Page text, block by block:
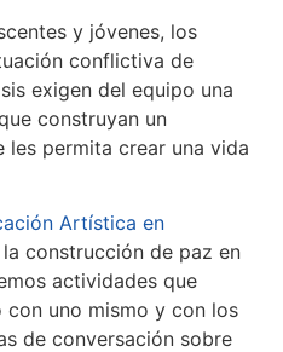
y jóvenes, los
conflictiva de
exigen del equipo una
construyan un
permita crear una vida
Artística en
construcción de paz en
actividades que
uno mismo y con los
de conversación sobre